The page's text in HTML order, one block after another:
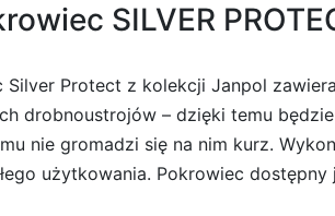
SILVER
Silver Protect z kolekcji Janpol
drobnoustrojów – dzięki temu
nie gromadzi się na nim kurz.
użytkowania. Pokrowiec